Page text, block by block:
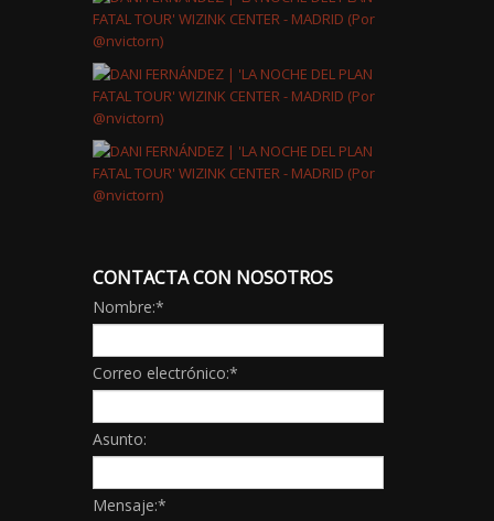
CONTACTA CON NOSOTROS
Nombre:*
Correo electrónico:*
Asunto:
Mensaje:*